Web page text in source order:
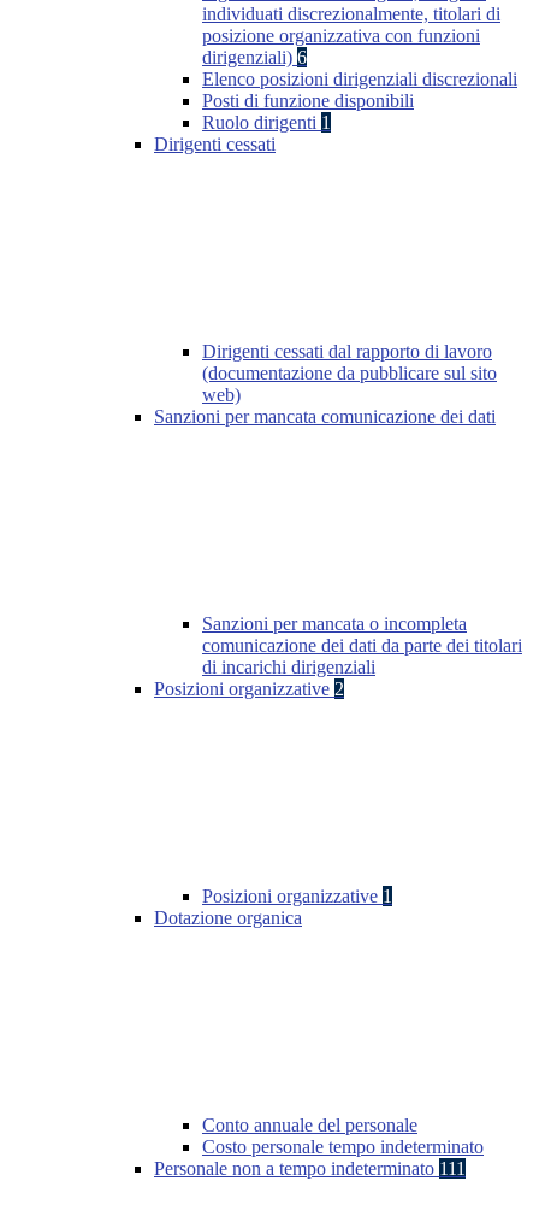
individuati discrezionalmente, titolari di
posizione organizzativa con funzioni
dirigenziali) 6
Elenco posizioni dirigenziali discrezionali
Posti di funzione disponibili
Ruolo dirigenti 1
Dirigenti cessati
Dirigenti cessati dal rapporto di lavoro
(documentazione da pubblicare sul sito
web)
Sanzioni per mancata comunicazione dei dati
Sanzioni per mancata o incompleta
comunicazione dei dati da parte dei titolari
di incarichi dirigenziali
Posizioni organizzative 2
Posizioni organizzative 1
Dotazione organica
Conto annuale del personale
Costo personale tempo indeterminato
Personale non a tempo indeterminato 111